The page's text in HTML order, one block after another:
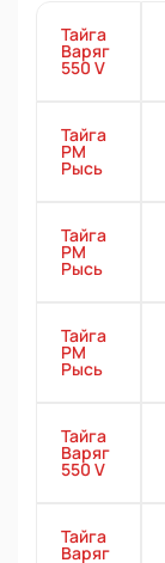
Тайга
Варяг
550 V
Тайга
РМ
Рысь
Тайга
РМ
Рысь
Тайга
РМ
Рысь
Тайга
Варяг
550 V
Тайга
Варяг